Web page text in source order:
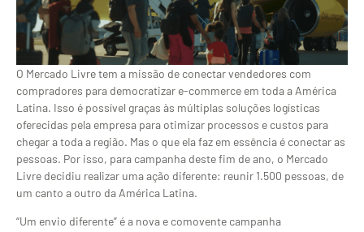
O Mercado Livre tem a missão de conectar vendedores com
compradores para democratizar e-commerce em toda a América
Latina. Isso é possível graças às múltiplas soluções logísticas
oferecidas pela empresa para otimizar processos e custos para
chegar a toda a região. Mas o que ela faz em essência é conectar as
pessoas. Por isso, para campanha deste fim de ano, o Mercado
Livre decidiu realizar uma ação diferente: reunir 1.500 pessoas, de
um canto a outro da América Latina.
“Um envio diferente” é a nova e comovente campanha